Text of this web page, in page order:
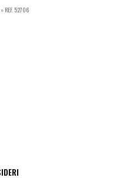
» REF. 52706